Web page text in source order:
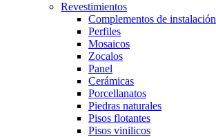
Revestimientos
Complementos de instalación
Perfiles
Mosaicos
Zocalos
Panel
Cerámicas
Porcellanatos
Piedras naturales
Pisos flotantes
Pisos vinilicos